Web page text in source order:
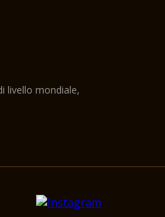
livello mondiale,